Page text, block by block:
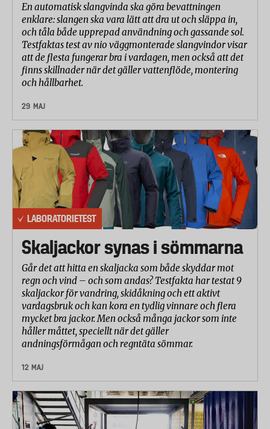
En automatisk slangvinda ska göra bevattningen
enklare: slangen ska vara lätt att dra ut och släppa in,
och tåla både upprepad användning och gassande sol.
Testfaktas test av nio väggmonterade slangvindor visar
att de flesta fungerar bra i vardagen, men också att det
finns skillnader när det gäller vattenflöde, montering
och hållbarhet.
29 MAJ
LABORATORIETEST
Skaljackor synas i sömmarna
Går det att hitta en skaljacka som både skyddar mot
regn och vind – och som andas? Testfakta har testat 9
skaljackor för vandring, skidåkning och ett aktivt
vardagsbruk och kan kora en tydlig vinnare och flera
mycket bra jackor. Men också många jackor som inte
håller måttet, speciellt när det gäller
andningsförmågan och regntäta sömmar.
12 MAJ